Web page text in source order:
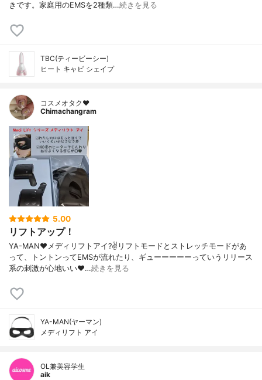
きです。家庭用のEMSを2種類…続きを見る
TBC(ティービーシー)
ヒート キャビ シェイプ
コスメオタク♥︎
Chimachangram
5.00
リフトアップ！
YA-MAN♥︎メディリフトアイ?✌️リフトモードとストレッチモードがあ
って、トントンってEMSが流れたり、ギューーーーーっていうリリース
系の刺激が心地いい♥︎…続きを見る
YA-MAN(ヤーマン)
メディリフト アイ
OL兼美容学生
aik